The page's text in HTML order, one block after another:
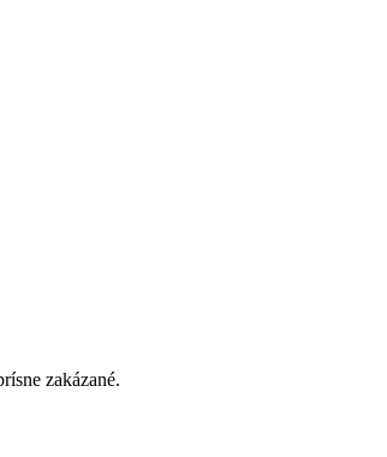
zakázané.